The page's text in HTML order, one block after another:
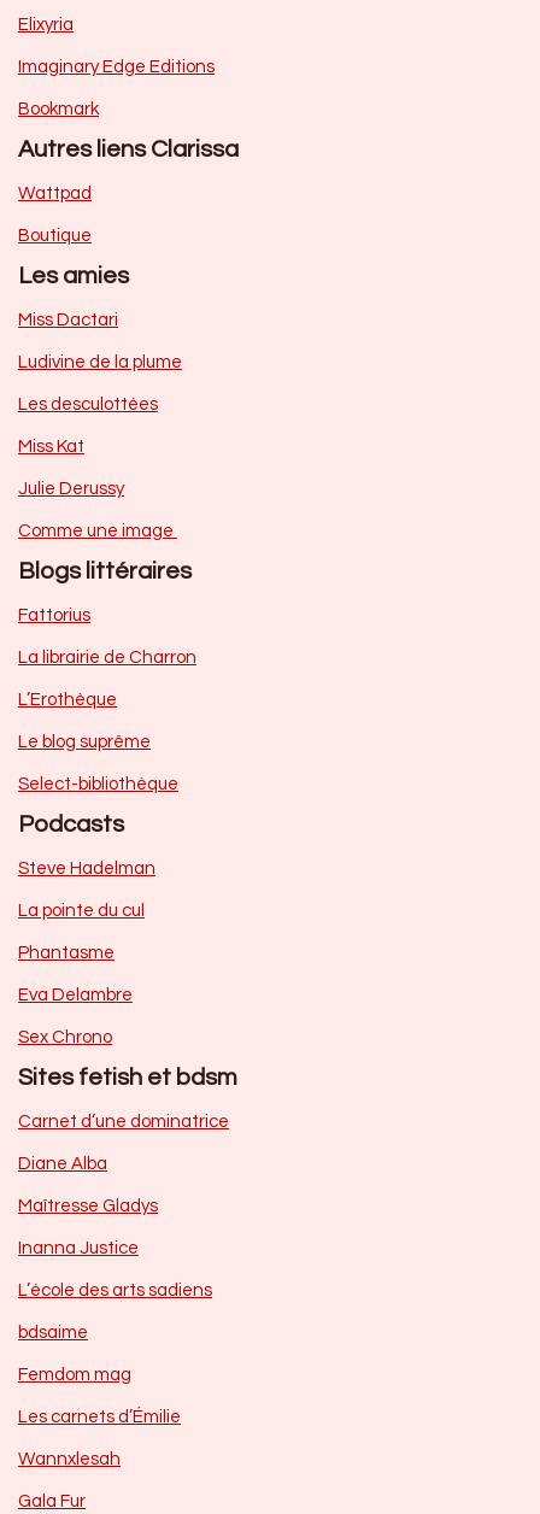
Elixyria
Imaginary Edge Editions
Bookmark
Autres liens Clarissa
Wattpad
Boutique
Les amies
Miss Dactari
Ludivine de la plume
Les desculottées
Miss Kat
Julie Derussy
Comme une image
Blogs littéraires
Fattorius
La librairie de Charron
L’Erothèque
Le blog suprême
Select-bibliothèque
Podcasts
Steve Hadelman
La pointe du cul
Phantasme
Eva Delambre
Sex Chrono
Sites fetish et bdsm
Carnet d’une dominatrice
Diane Alba
Maîtresse Gladys
Inanna Justice
L’école des arts sadiens
bdsaime
Femdom mag
Les carnets d’Émilie
Wannxlesah
Gala Fur